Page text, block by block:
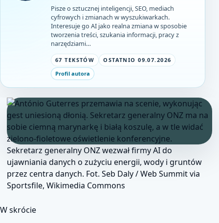
Pisze o sztucznej inteligencji, SEO, mediach
cyfrowych i zmianach w wyszukiwarkach.
Interesuje go AI jako realna zmiana w sposobie
tworzenia treści, szukania informacji, pracy z
narzędziami…
67 TEKSTÓW
OSTATNIO 09.07.2026
Profil autora
Sekretarz generalny ONZ wezwał firmy AI do
ujawniania danych o zużyciu energii, wody i gruntów
przez centra danych. Fot. Seb Daly / Web Summit via
Sportsfile, Wikimedia Commons
W skrócie